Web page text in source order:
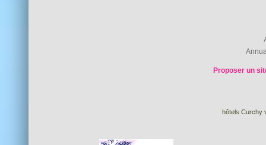
Proposer un
hôtels Curchy